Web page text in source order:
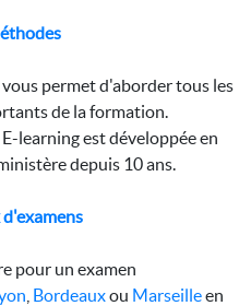
permet d'aborder tous les
de la formation.
learning est développée en
depuis 10 ans.
pour un examen
Bordeauxou Marseilleen